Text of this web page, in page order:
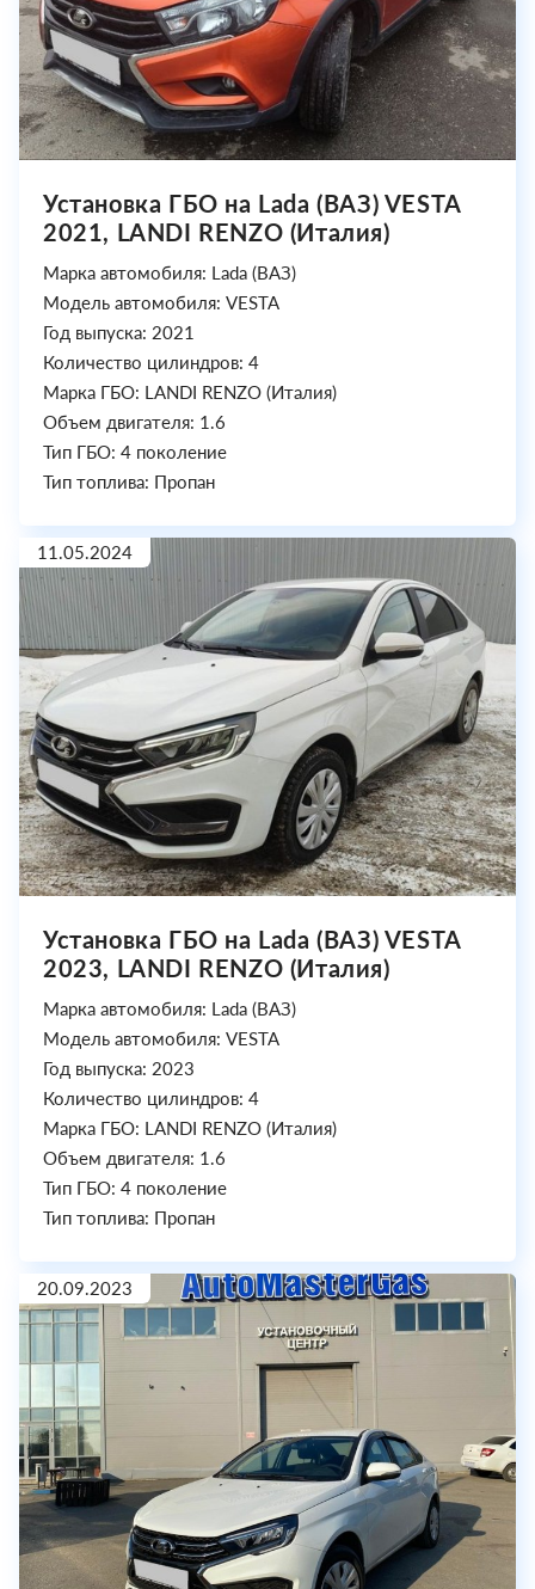
Установка ГБО на Lada (ВАЗ) VESTA
2021, LANDI RENZO (Италия)
Марка автомобиля: Lada (ВАЗ)
Модель автомобиля: VESTA
Год выпуска: 2021
Количество цилиндров: 4
Марка ГБО: LANDI RENZO (Италия)
Объем двигателя: 1.6
Тип ГБО: 4 поколение
Тип топлива: Пропан
11.05.2024
Установка ГБО на Lada (ВАЗ) VESTA
2023, LANDI RENZO (Италия)
Марка автомобиля: Lada (ВАЗ)
Модель автомобиля: VESTA
Год выпуска: 2023
Количество цилиндров: 4
Марка ГБО: LANDI RENZO (Италия)
Объем двигателя: 1.6
Тип ГБО: 4 поколение
Тип топлива: Пропан
20.09.2023